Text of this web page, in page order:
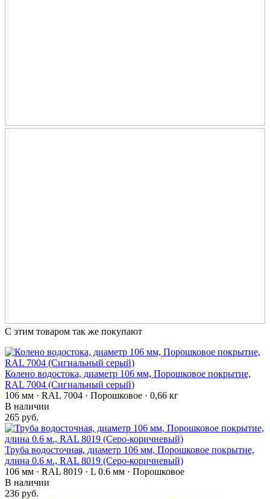
С этим товаром так же покупают
Колено водостока, диаметр 106 мм, Порошковое покрытие,
RAL 7004 (Сигнальный серый)
106 мм · RAL 7004 · Порошковое · 0,66 кг
В наличии
265 руб.
Труба водосточная, диаметр 106 мм, Порошковое покрытие,
длина 0.6 м., RAL 8019 (Серо-коричневый)
106 мм · RAL 8019 · L 0.6 мм · Порошковое
В наличии
236 руб.